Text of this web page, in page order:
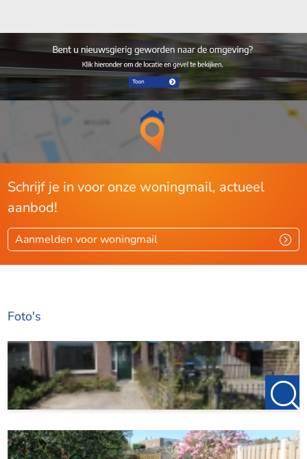
Schrijf je in voor onze woningmail, actueel
aanbod!
Aanmelden voor woningmail
Foto's